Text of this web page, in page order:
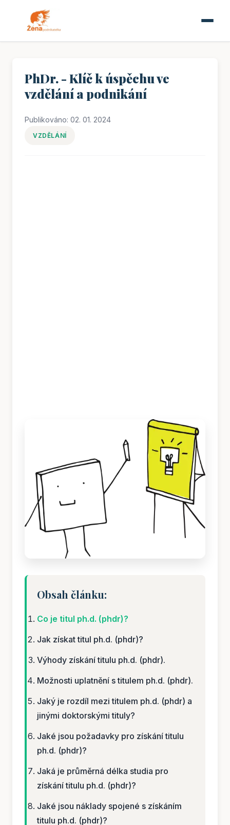
PhDr. - Klíč k úspěchu ve
vzdělání a podnikání
Publikováno: 02. 01. 2024
VZDĚLÁNÍ
Obsah článku:
Co je titul ph.d. (phdr)?
Jak získat titul ph.d. (phdr)?
Výhody získání titulu ph.d. (phdr).
Možnosti uplatnění s titulem ph.d. (phdr).
Jaký je rozdíl mezi titulem ph.d. (phdr) a
jinými doktorskými tituly?
Jaké jsou požadavky pro získání titulu
ph.d. (phdr)?
Jaká je průměrná délka studia pro
získání titulu ph.d. (phdr)?
Jaké jsou náklady spojené s získáním
titulu ph.d. (phdr)?